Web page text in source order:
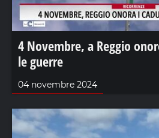
4 Novembre, a Reggio
le guerre
04 novembre 2024